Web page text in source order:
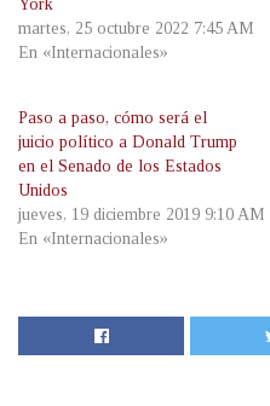
York
martes, 25 octubre 2022 7:45 AM
En «Internacionales»
Paso a paso, cómo será el
juicio político a Donald Trump
en el Senado de los Estados
Unidos
jueves, 19 diciembre 2019 9:10 AM
En «Internacionales»